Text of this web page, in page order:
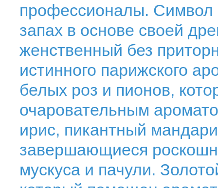
профессионалы. Символ
запах в основе своей
женственный без
истинного парижского
белых роз и пионов,
очаровательным
ирис, пикантный
завершающиеся
мускуса и пачули.